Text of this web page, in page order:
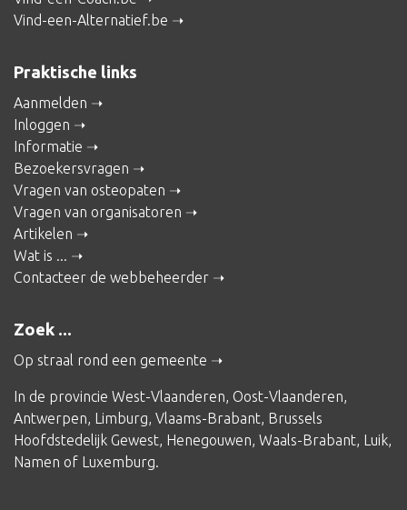
Vind-een-Alternatief.be
Praktische links
Aanmelden
Inloggen
Informatie
Bezoekersvragen
Vragen van osteopaten
Vragen van organisatoren
Artikelen
Wat is ...
Contacteer de webbeheerder
Zoek ...
Op straal rond een gemeente
In de provincie West-Vlaanderen Oost-Vlaanderen
Antwerpen Limburg Vlaams-Brabant Brussels
Hoofdstedelijk Gewest Henegouwen Waals-Brabant Luik
Namen of Luxemburg